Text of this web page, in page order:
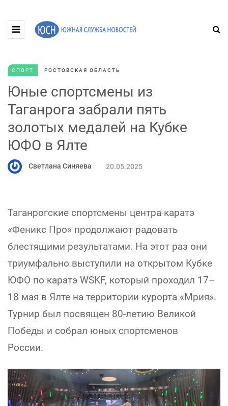
СПОРТ РОСТОВСКАЯ ОБЛАСТЬ
Юные спортсмены из
Таганрога забрали пять
золотых медалей на Кубке
ЮФО в Ялте
Светлана Синяева 20.05.2025
Таганрогские спортсмены центра каратэ
«Феникс Про» продолжают радовать
блестящими результатами. На этот раз они
триумфально выступили на открытом Кубке
ЮФО по каратэ WSKF, который проходил 17–
18 мая в Ялте на территории курорта «Мрия».
Турнир был посвящен 80-летию Великой
Победы и собрал юных спортсменов
России.